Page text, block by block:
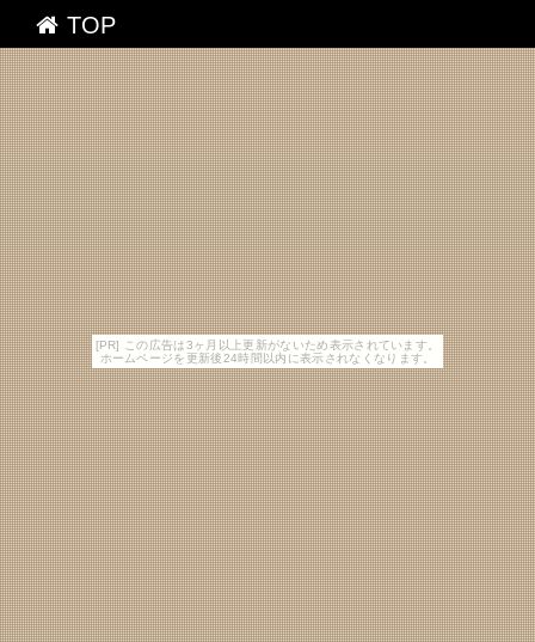
[PR] この広告は3ヶ月以上更新がないため表示されています。
ホームページを更新後24時間以内に表示されなくなります。
TOP